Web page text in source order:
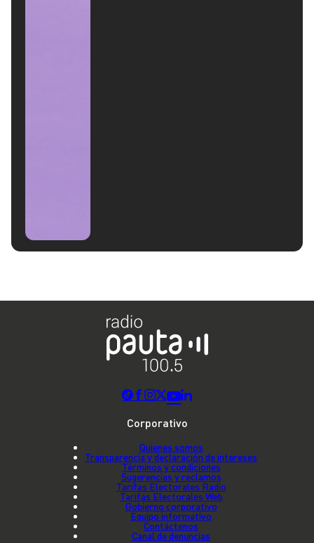
Corporativo
Quienes somos
Transparencia y declaración de intereses
Términos y condiciones
Sugerencias y reclamos
Tarifas Electorales Radio
Tarifas Electorales Web
Gobierno corporativo
Equipo informativo
Contáctenos
Canal de denuncias